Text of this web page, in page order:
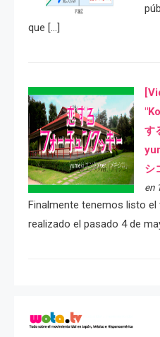
que […]
す
シ
en
Finalmente tenemos listo el
realizado el pasado 4 de